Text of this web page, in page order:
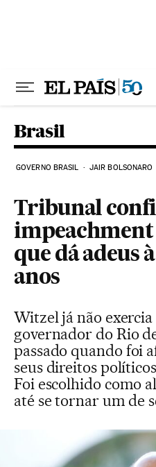
Brasil
GOVERNO BRASIL JAIR BOLSONARO
Tribunal
que dá adeus
anos
Witzel já não exercia
governador do Rio
passado quando foi
seus direitos
Foi escolhido como
até se tornar um de